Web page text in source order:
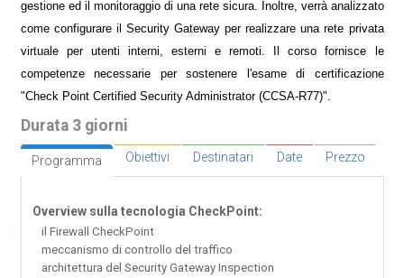
gestione ed il monitoraggio di una rete sicura. Inoltre, verrà analizzato
come configurare il Security Gateway per realizzare una rete privata
virtuale per utenti interni, esterni e remoti. Il corso fornisce le
competenze necessarie per sostenere l'esame di certificazione
"Check Point Certified Security Administrator (CCSA-R77)".
Durata 3 giorni
Programma Obiettivi Destinatari Date Prezzo
Overview sulla tecnologia CheckPoint:
il Firewall CheckPoint
meccanismo di controllo del traffico
architettura del Security Gateway Inspection